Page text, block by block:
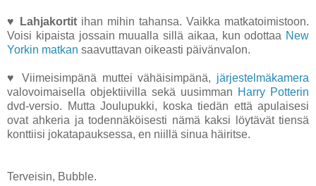
♥ Lahjakortit ihan mihin tahansa. Vaikka matkatoimistoon.
Voisi kipaista jossain muualla sillä aikaa, kun odottaa New
Yorkin matkan saavuttavan oikeasti päivänvalon.
♥ Viimeisimpänä muttei vähäisimpänä, järjestelmäkamera
valovoimaisella objektiivilla sekä uusimman Harry Potterin
dvd-versio. Mutta Joulupukki, koska tiedän että apulaisesi
ovat ahkeria ja todennäköisesti nämä kaksi löytävät tiensä
konttiisi jokatapauksessa, en niillä sinua häiritse.
Terveisin, Bubble.